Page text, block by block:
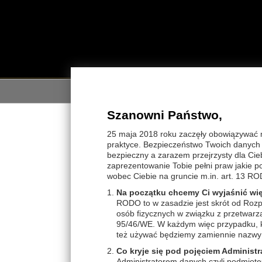
Szanowni Państwo,
25 maja 2018 roku zaczęły
praktyce. Bezpieczeństwo Twoich
bezpieczny a zarazem przejrzysty dla
zaprezentowanie Tobie pełni praw jakie
wobec Ciebie na gruncie m.in. art. 13
Na początku chcemy Ci wyjaśnić
RODO to w zasadzie jest skrót od
osób fizycznych w związku z
95/46/WE. W każdym więc przypadku,
też używać będziemy zamiennie
Co kryje się pod pojęciem
STRONA GŁÓWNA> THALION THALASSO
WYBIERZ KATEGORIĘ
THALION THALASSO
FACE Essential PILINGI
FACE Essential AMPUŁKI
FACE Essential DEMAKIJAŻ
FACE Essential MASAŻ
FACE Essential MASKI
Linie pielęgnacyjne TWARZ
CLEANSE & TONE demakijaż
THALISOURCE cera...
ALGOPUR cera tłusta
ALGOLIFT WRINKLE na...
Linie pielęgnacyjne CIAŁO
HERBATKI ziołowe
ALGOPROTECT linia...
THALISVELT wyszczuplanie
*